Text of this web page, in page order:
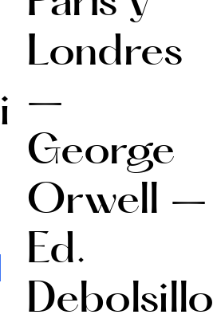
Londres
–
George
Orwell –
Ed.
Debolsillo